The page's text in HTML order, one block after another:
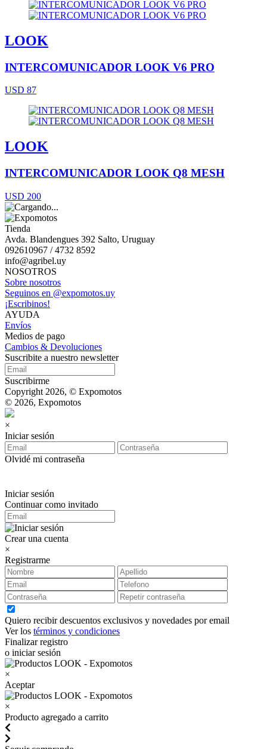
LOOK
INTERCOMUNICADOR LOOK V6 PRO
USD 87
LOOK
INTERCOMUNICADOR LOOK Q8 MESH
USD 200
Tienda
Avda. Blandengues 392 Salto, Uruguay
092610967 / 4732 8592
info@agribel.uy
NOSOTROS
Sobre nosotros
Seguinos en @expomotos.uy
¡Escribinos!
AYUDA
Envíos
Medios de pago
Cambios & Devoluciones
Suscribite a nuestro newsletter
Suscribirme
Copyright 2026, © Expomotos
© 2026, Expomotos
×
Iniciar sesión
Olvidé mi contraseña
Iniciar sesión
Continuar como invitado
Crear una cuenta
×
Registrarme
Quiero recibir descuentos exclusivos y novedades por email
Ver los términos y condiciones
Finalizar registro
o iniciar sesión
×
Aceptar
×
Producto agregado a carrito